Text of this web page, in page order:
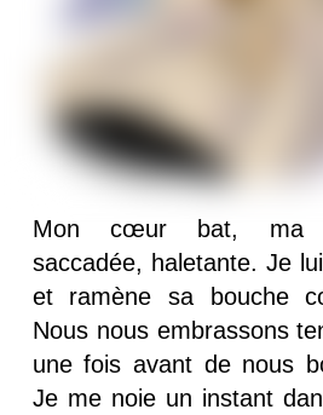
Mon cœur bat, ma
saccadée, haletante. Je
et ramène sa bouche
Nous nous embrassons
une fois avant de nous
Je me noie un instant